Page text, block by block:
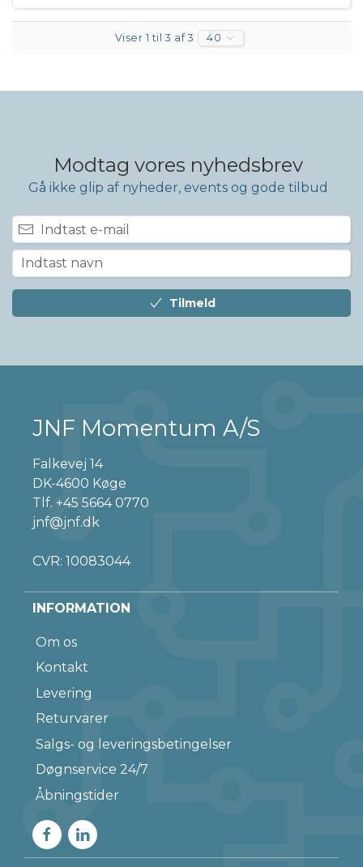
Viser 1 til 3 af 3 40
Modtag vores nyhedsbrev
Gå ikke glip af nyheder, events og gode tilbud
Tilmeld
JNF Momentum A/S
Falkevej 14
DK-4600 Køge
Tlf. +45 5664 0770
jnf@jnf.dk
CVR: 10083044
INFORMATION
Om os
Kontakt
Levering
Returvarer
Salgs- og leveringsbetingelser
Døgnservice 24/7
Åbningstider